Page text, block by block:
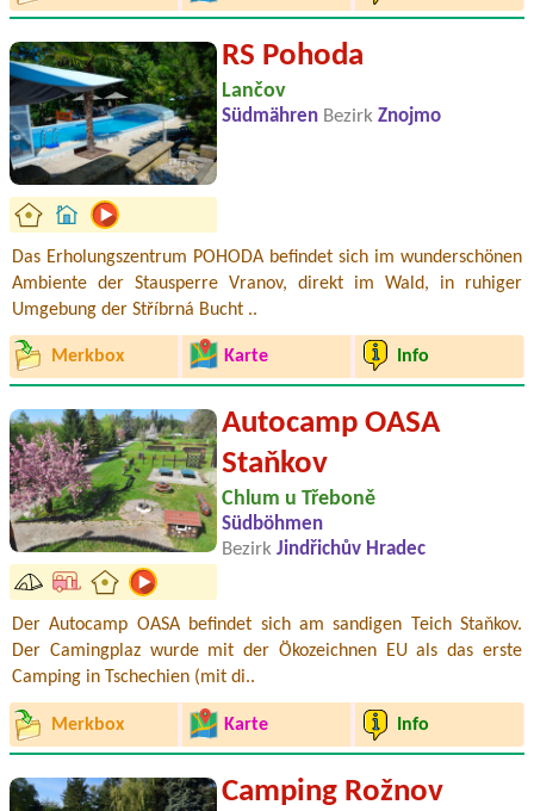
RS Pohoda
Lančov
Südmähren Bezirk Znojmo
Das Erholungszentrum POHODA befindet sich im wunderschönen
Ambiente der Stausperre Vranov, direkt im Wald, in ruhiger
Umgebung der Stříbrná Bucht ..
Merkbox Karte Info
Autocamp OASA
Staňkov
Chlum u Třeboně
Südböhmen
Bezirk Jindřichův Hradec
Der Autocamp OASA befindet sich am sandigen Teich Staňkov.
Der Camingplaz wurde mit der Ökozeichnen EU als das erste
Camping in Tschechien (mit di..
Merkbox Karte Info
Camping Rožnov